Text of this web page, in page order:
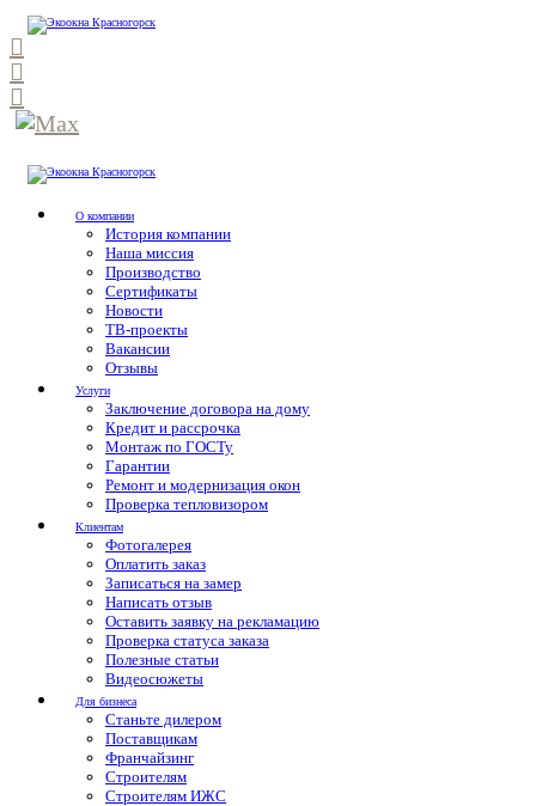
О компании
История компании
Наша миссия
Производство
Сертификаты
Новости
ТВ-проекты
Вакансии
Отзывы
Услуги
Заключение договора на дому
Кредит и рассрочка
Монтаж по ГОСТу
Гарантии
Ремонт и модернизация окон
Проверка тепловизором
Клиентам
Фотогалерея
Оплатить заказ
Записаться на замер
Написать отзыв
Оставить заявку на рекламацию
Проверка статуса заказа
Полезные статьи
Видеосюжеты
Для бизнеса
Станьте дилером
Поставщикам
Франчайзинг
Строителям
Строителям ИЖС